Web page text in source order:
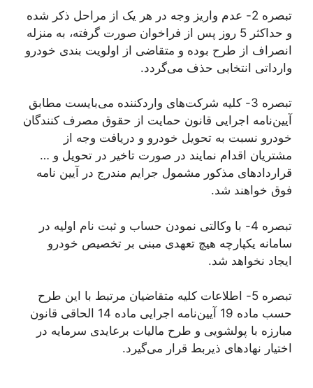
تبصره 2- عدم واریز وجه در هر یک از مراحل ذکر شده
و حداکثر 5 روز پس از فراخوان صورت گرفته، به منزله
انصراف از طرح بوده و متقاضی از اولویت بندی خودرو
وارداتی انتخابی حذف می‌گردد.
تبصره 3- کلیه شرکت‌های واردکننده می‌بایست مطابق
آیین‌نامه اجرایی قانون حمایت از حقوق مصرف کنندگان
خودرو نسبت به تحویل خودرو و دریافت وجه از
مشتریان اقدام نمایند در صورت تاخیر در تحویل و …
قراردادهای مذکور مشمول جرایم مندرج در آیین نامه
فوق خواهند شد.
تبصره 4- با وکالتی نمودن حساب و ثبت نام اولیه در
سامانه یکپارچه هیچ تعهدی مبنی بر تخصیص خودرو
ایجاد نخواهد شد.
تبصره 5- اطلاعات کلیه متقاضیان مرتبط با این طرح
حسب ماده 19 آیین‌نامه اجرایی ماده 14 الحاقی قانون
مبارزه با پولشویی و طرح مالیات برعایدی سرمایه در
اختیار نهادهای ذیربط قرار می‌گیرد.